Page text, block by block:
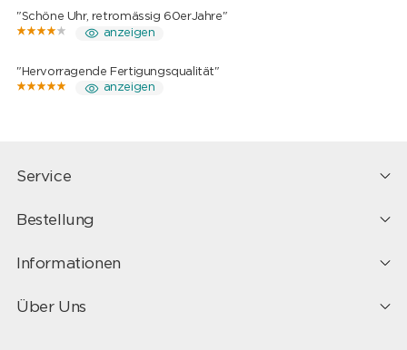
"Schöne Uhr, retromässig 60erJahre"
anzeigen
"Hervorragende Fertigungsqualität"
anzeigen
Service
Bestellung
Informationen
Über Uns